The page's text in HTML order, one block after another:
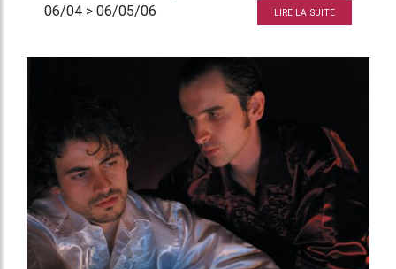
06/04 > 06/05/06
LIRE LA SUITE